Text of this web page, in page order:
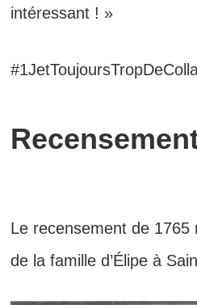
intéressant ! »
Le recensement de 1765
de la famille d’Élipe à